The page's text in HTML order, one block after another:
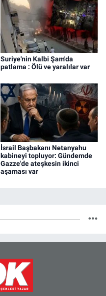
Suriye'nin Kalbi Şam'da
patlama : Ölü ve yaralılar var
İsrail Başbakanı Netanyahu
kabineyi topluyor: Gündemde
Gazze'de ateşkesin ikinci
aşaması var